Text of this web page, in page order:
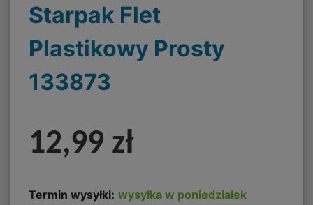
Starpak Flet
Plastikowy Prosty
133873
12,99 zł
Termin wysyłki: wysyłka w poniedziałek